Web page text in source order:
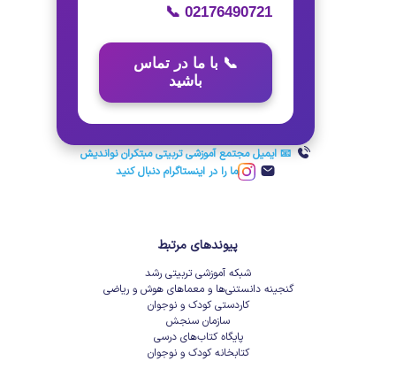
📞 02176490721
📞 با ما در تماس
باشید
📧 ایمیل مجتمع آموزشی تربیتی مبتکران نواندیش
ما را در اینستاگرام دنبال کنید
پیوندهای مرتبط
شبکه آموزشی تربیتی رشد
گنجینه دانستنی‌ها و معماهای هوش و ریاضی
کاردستی کودک و نوجوان
سازمان سنجش
پایگاه کتاب‌های درسی
کتابخانه کودک و نوجوان